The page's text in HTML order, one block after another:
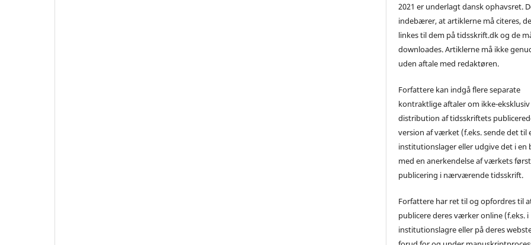
2021 er underlagt dansk ophavsret.
indebærer, at artiklerne må citeres,
linkes til dem på tidsskrift.dk og de
downloades. Artiklerne må ikke
uden aftale med redaktøren.
Forfattere kan indgå flere separate
kontraktlige aftaler om ikke-eksklusiv
distribution af tidsskriftets
version af værket (f.eks. sende det til
institutionslager eller udgive det i en
med en anerkendelse af værkets
publicering i nærværende tidsskrift.
Forfattere har ret til og opfordres til
publicere deres værker online (f.eks. i
institutionslagre eller på deres